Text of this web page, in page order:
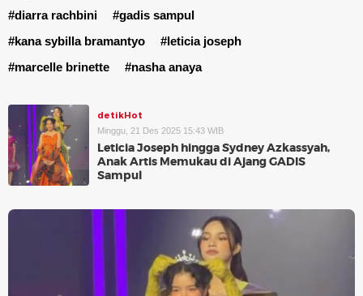
#diarra rachbini
#gadis sampul
#kana sybilla bramantyo
#leticia joseph
#marcelle brinette
#nasha anaya
detikHot
Minggu, 21 Des 2025 15:43 WIB
Leticia Joseph hingga Sydney Azkassyah,
Anak Artis Memukau di Ajang GADIS
Sampul